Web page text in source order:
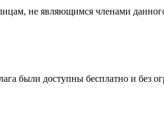
не являющимся членами
были доступны бесплатно и без